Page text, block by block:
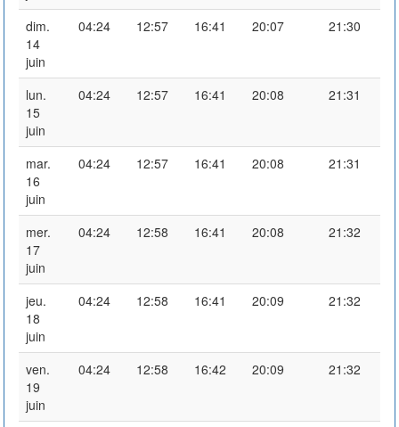
dim.
14
juin
04:24 12:57 16:41 20:07 21:30
lun.
15
juin
04:24 12:57 16:41 20:08 21:31
mar.
16
juin
04:24 12:57 16:41 20:08 21:31
mer.
17
juin
04:24 12:58 16:41 20:08 21:32
jeu.
18
juin
04:24 12:58 16:41 20:09 21:32
ven.
19
juin
04:24 12:58 16:42 20:09 21:32